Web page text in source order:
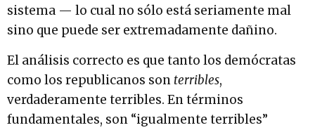
sistema — lo cual no sólo está seriamente mal
sino que puede ser extremadamente dañino.
El análisis correcto es que tanto los demócratas
como los republicanos son terribles,
verdaderamente terribles. En términos
fundamentales, son “igualmente terribles”